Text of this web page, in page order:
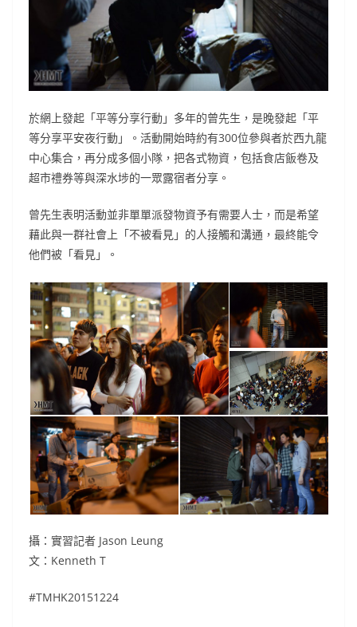
於網上發起「平等分享行動」多年的曾先生，是晚發起「平
等分享平安夜行動」。活動開始時約有300位參與者於西九龍
中心集合，再分成多個小隊，把各式物資，包括食店飯卷及
超市禮券等與深水埗的一眾露宿者分享。
曾先生表明活動並非單單派發物資予有需要人士，而是希望
藉此與一群社會上「不被看見」的人接觸和溝通，最終能令
他們被「看見」。
攝：實習記者 Jason Leung
文：Kenneth T
#TMHK20151224